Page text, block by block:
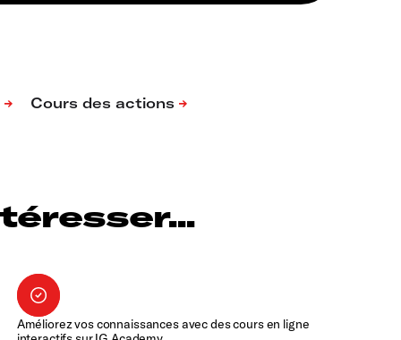
Améliorez vos connaissances avec des cours en ligne